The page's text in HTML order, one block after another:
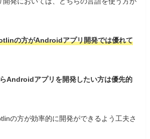
の方がAndroidアプリ開発では優れて
Androidアプリを開発したい方は優先的
の方が効率的に開発ができるよう工夫さ